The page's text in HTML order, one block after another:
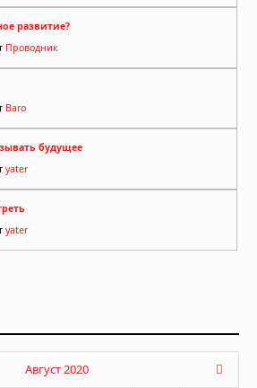
развитие?
Проводник
Baro
будущее
yater
yater
Август 2020